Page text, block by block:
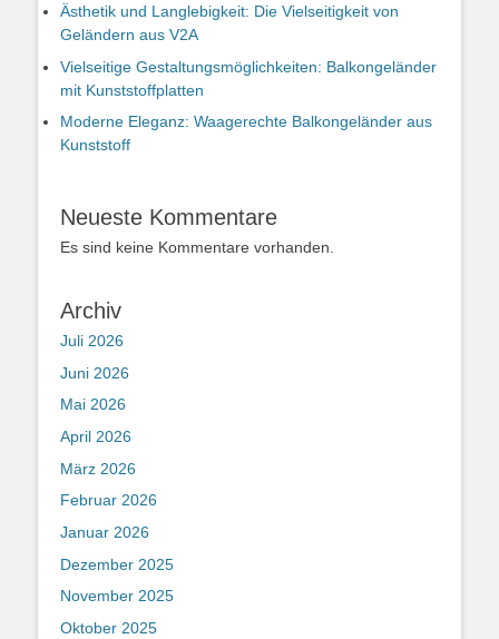
Ästhetik und Langlebigkeit: Die Vielseitigkeit von
Geländern aus V2A
Vielseitige Gestaltungsmöglichkeiten: Balkongeländer
mit Kunststoffplatten
Moderne Eleganz: Waagerechte Balkongeländer aus
Kunststoff
Neueste Kommentare
Es sind keine Kommentare vorhanden.
Archiv
Juli 2026
Juni 2026
Mai 2026
April 2026
März 2026
Februar 2026
Januar 2026
Dezember 2025
November 2025
Oktober 2025